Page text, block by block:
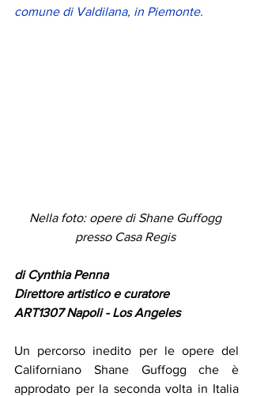
comune di Valdilana, in Piemonte.
Nella foto: opere di Shane Guffogg
presso Casa Regis
di Cynthia Penna
Direttore artistico e curatore
ART1307 Napoli - Los Angeles
Un percorso inedito per le opere del
Californiano Shane Guffogg che è
approdato per la seconda volta in Italia